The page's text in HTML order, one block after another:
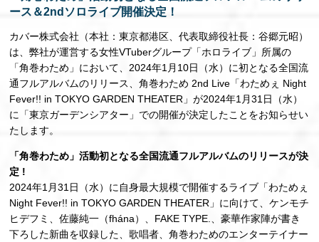
ース＆2ndソロライブ開催決定！
カバー株式会社（本社：東京都港区、代表取締役社長：谷郷元昭）
は、弊社が運営する女性VTuberグループ「ホロライブ」所属の
「角巻わため」において、2024年1月10日（水）に初となる全国流
通フルアルバムのリリース、角巻わため 2nd Live「わためぇ Night
Fever!! in TOKYO GARDEN THEATER」が2024年1月31日（水）
に「東京ガーデンシアター」での開催が決定したことをお知らせい
たします。
「角巻わため」活動初となる全国流通フルアルバムのリリースが決
定 !
2024年1月31日（水）に自身最大規模で開催するライブ「わためぇ
Night Fever!! in TOKYO GARDEN THEATER」に向けて、ケンモチ
ヒデフミ、佐藤純一（fhána）、FAKE TYPE.、豪華作家陣が書き
下ろした新曲を収録した、歌唱者、角巻わためのエンターテイナー